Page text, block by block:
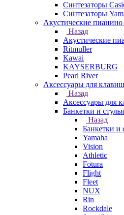
Синтезаторы
Синтезаторы
Акустические пианино
Назад
Акустические
Ritmuller
Kawai
KAYSERBURG
Pearl River
Аксессуары для
Назад
Аксессуары для
Банкетки и
Назад
Банкетки и
Yamaha
Vision
Athletic
Fotura
Flight
Fleet
NUX
Rin
Rockdale